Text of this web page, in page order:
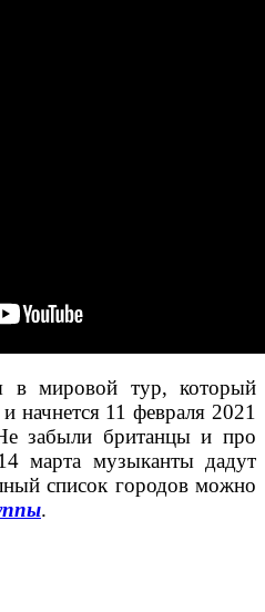
в мировой тур, который
начнется 11 февраля 2021
забыли британцы и про
марта музыканты дадут
список городов можно
.